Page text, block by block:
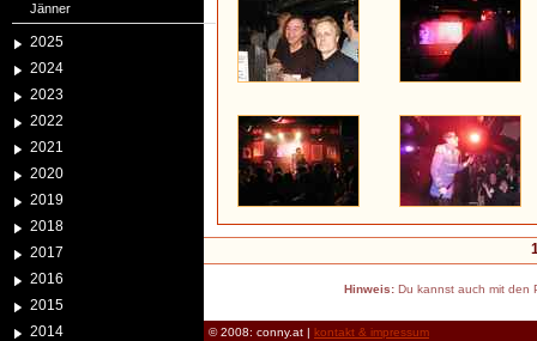
Jänner
2025
2024
2023
2022
2021
2020
2019
2018
2017
2016
2015
2014
Hinweis:Du kannst auch mit den
© 2008: conny.at | kontakt & impressum